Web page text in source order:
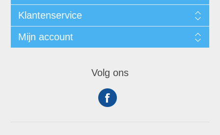
Klantenservice
Mijn account
Volg ons